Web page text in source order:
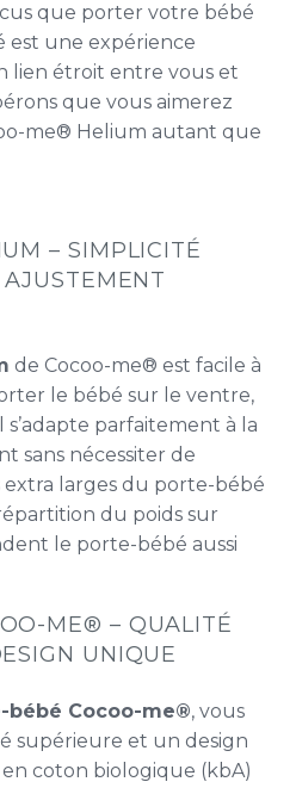
que porter votre bébé
est une expérience
lien étroit entre vous et
que vous aimerez
me® Helium autant que
– SIMPLICITÉ
de Cocoo-me® est facile à
le bébé sur le ventre,
s’adapte parfaitement à la
sans nécessiter de
extra larges du porte-bébé
du poids sur
le porte-bébé aussi
ME® – QUALITÉ
UNIQUE
bébé Cocoo-me®, vous
supérieure et un design
coton biologique (kbA)